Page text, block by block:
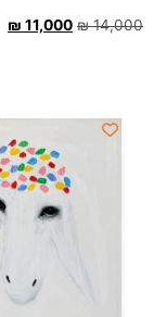
₪14,000
₪ 11,000